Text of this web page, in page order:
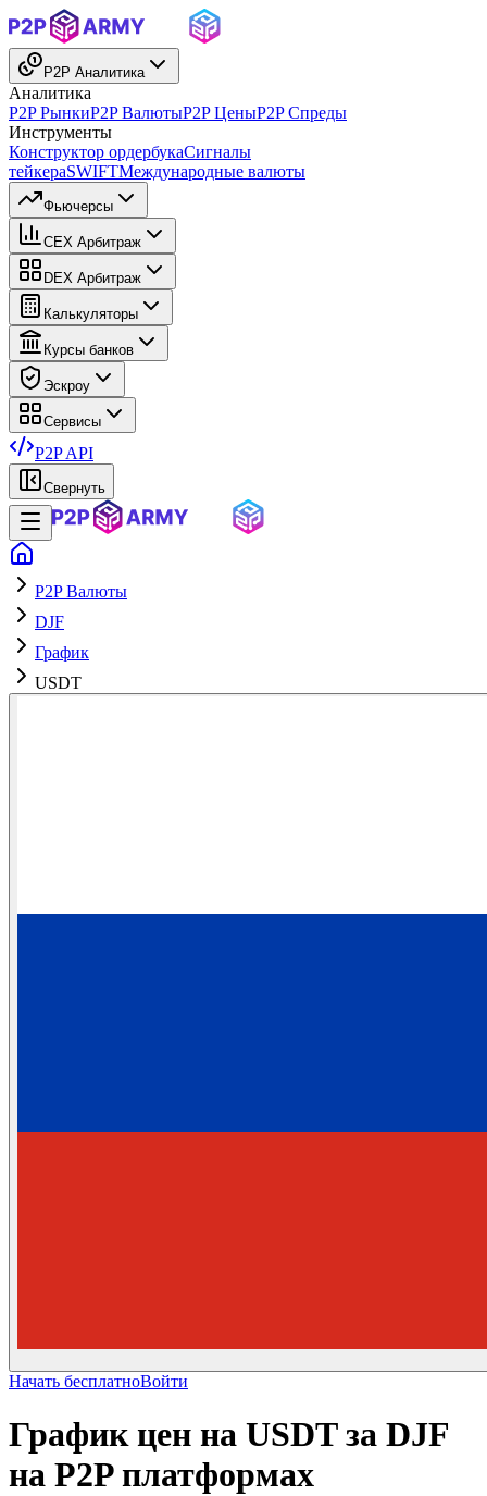
P2P Аналитика
Аналитика
P2P РынкиP2P ВалютыP2P ЦеныP2P Спреды
Инструменты
Конструктор ордербукаСигналы
тейкераSWIFTМеждународные валюты
Фьючерсы
CEX Арбитраж
DEX Арбитраж
Калькуляторы
Курсы банков
Эскроу
Сервисы
P2P API
Свернуть
P2P Валюты
DJF
График
USDT
Начать бесплатноВойти
График цен на USDT за DJF
на P2P платформах